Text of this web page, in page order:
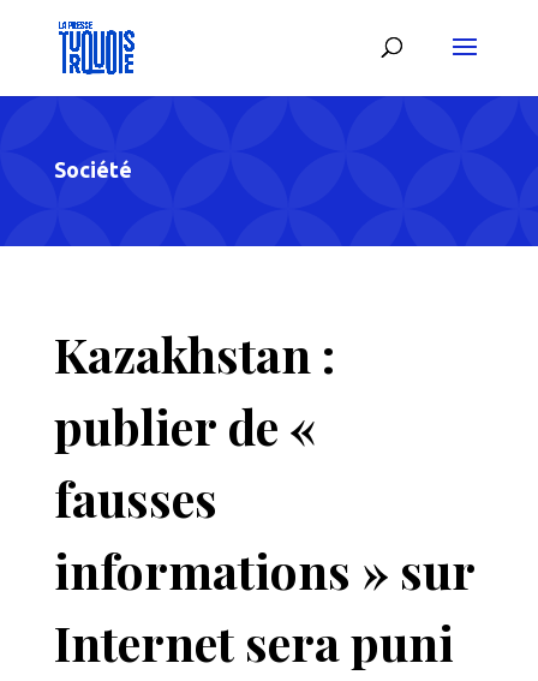
Société
Kazakhstan :
publier de «
fausses
informations » sur
Internet sera puni